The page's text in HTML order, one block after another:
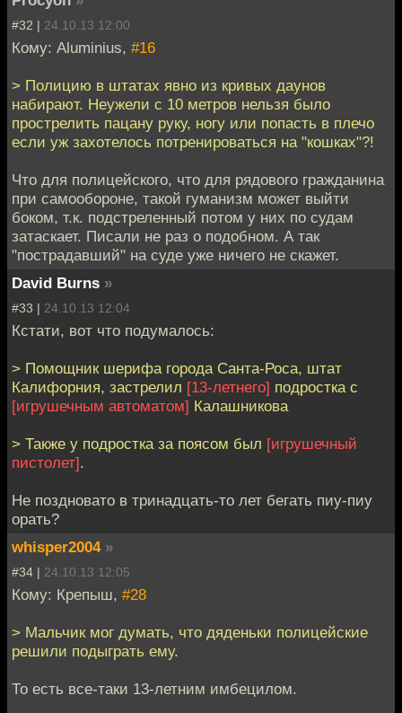
#32 | 24.10.13 12:00
Кому: Aluminius, #16
> Полицию в штатах явно из кривых даунов
набирают. Неужели с 10 метров нельзя было
прострелить пацану руку, ногу или попасть в плечо
если уж захотелось потренироваться на "кошках"?!
Что для полицейского, что для рядового гражданина
при самообороне, такой гуманизм может выйти
боком, т.к. подстреленный потом у них по судам
затаскает. Писали не раз о подобном. А так
"пострадавший" на суде уже ничего не скажет.
David Burns »
#33 | 24.10.13 12:04
Кстати, вот что подумалось:
> Помощник шерифа города Санта-Роса, штат
Калифорния, застрелил [13-летнего] подростка с
[игрушечным автоматом] Калашникова
> Также у подростка за поясом был [игрушечный
пистолет].
Не поздновато в тринадцать-то лет бегать пиу-пиу
орать?
whisper2004 »
#34 | 24.10.13 12:05
Кому: Крепыш, #28
> Мальчик мог думать, что дяденьки полицейские
решили подыграть ему.
То есть все-таки 13-летним имбецилом.